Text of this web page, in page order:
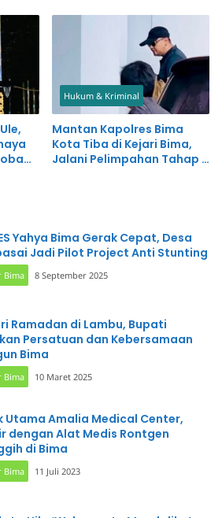
Hukum & Kriminal
Mantan Kapolres Bima
Kota Tiba di Kejari Bima,
Jalani Pelimpahan Tahap II
Yahya Bima Gerak Cepat, Desa
Jadi Pilot Project Anti Stunting
Bima 8 September 2025
Ramadan di Lambu, Bupati
Persatuan dan Kebersamaan
Bima
Bima 10 Maret 2025
Utama Amalia Medical Center,
dengan Alat Medis Rontgen
di Bima
Bima 11 Juli 2023